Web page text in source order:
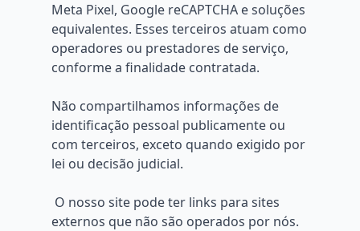
Meta Pixel, Google reCAPTCHA e soluções
equivalentes. Esses terceiros atuam como
operadores ou prestadores de serviço,
conforme a finalidade contratada.
Não compartilhamos informações de
identificação pessoal publicamente ou
com terceiros, exceto quando exigido por
lei ou decisão judicial.
O nosso site pode ter links para sites
externos que não são operados por nós.